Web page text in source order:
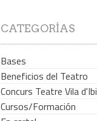
CATEGORÍAS
Bases
Beneficios del Teatro
Concurs Teatre Vila d'Ibi
Cursos/Formación